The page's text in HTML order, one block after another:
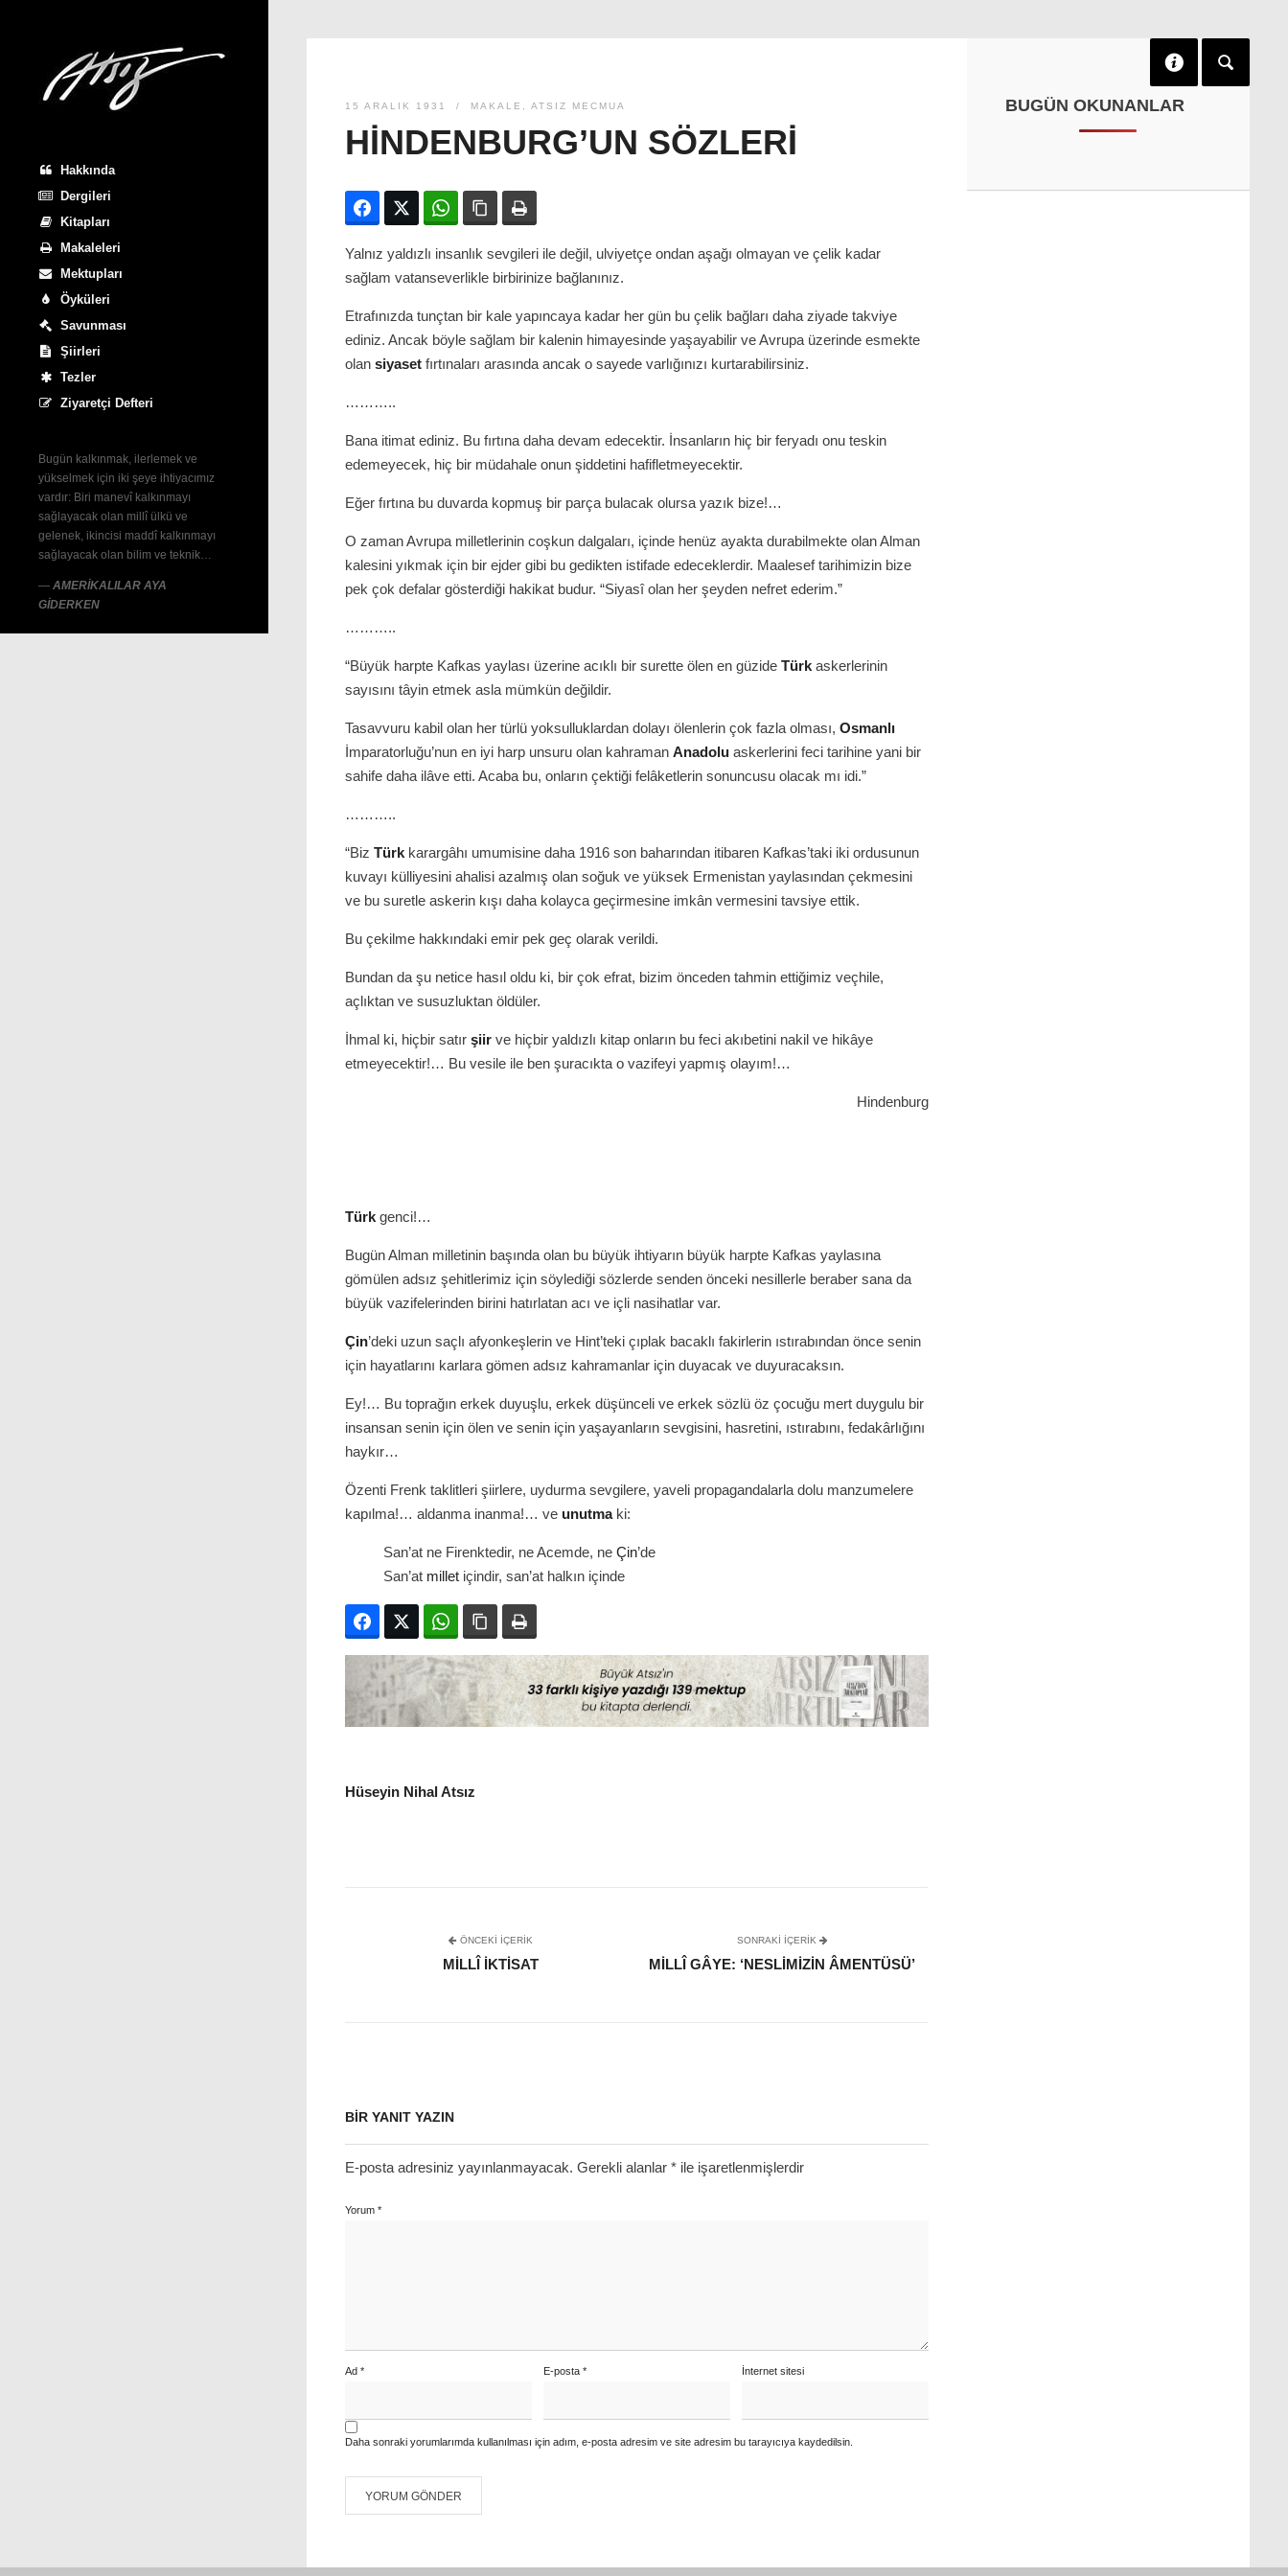
Hakkında
Dergileri
Kitapları
Makaleleri
Mektupları
Öyküleri
Savunması
Şiirleri
Tezler
Ziyaretçi Defteri
Bugün kalkınmak, ilerlemek ve
yükselmek için iki şeye ihtiyacımız
vardır: Biri manevî kalkınmayı
sağlayacak olan millî ülkü ve
gelenek, ikincisi maddî kalkınmayı
sağlayacak olan bilim ve teknik…
— AMERİKALILAR AYA
GİDERKEN
15 ARALIK 1931 MAKALE ATSIZ MECMUA
HINDENBURG’UN SÖZLERI
FacebookTwitter WhatsAppBağlanıyı kopyala
Yalnız yaldızlı insanlık sevgileri ile değil, ulviyetçe ondan aşağı olmayan ve çelik kadar
sağlam vatanseverlikle birbirinize bağlanınız.
Etrafınızda tunçtan bir kale yapıncaya kadar her gün bu çelik bağları daha ziyade takviye
ediniz. Ancak böyle sağlam bir kalenin himayesinde yaşayabilir ve Avrupa üzerinde esmekte
olan siyaset fırtınaları arasında ancak o sayede varlığınızı kurtarabilirsiniz.
………..
Bana itimat ediniz. Bu fırtına daha devam edecektir. İnsanların hiç bir feryadı onu teskin
edemeyecek, hiç bir müdahale onun şiddetini hafifletmeyecektir.
Eğer fırtına bu duvarda kopmuş bir parça bulacak olursa yazık bize!…
O zaman Avrupa milletlerinin coşkun dalgaları, içinde henüz ayakta durabilmekte olan Alman
kalesini yıkmak için bir ejder gibi bu gedikten istifade edeceklerdir. Maalesef tarihimizin bize
pek çok defalar gösterdiği hakikat budur. “Siyasî olan her şeyden nefret ederim.”
………..
“Büyük harpte Kafkas yaylası üzerine acıklı bir surette ölen en güzide Türk askerlerinin
sayısını tâyin etmek asla mümkün değildir.
Tasavvuru kabil olan her türlü yoksulluklardan dolayı ölenlerin çok fazla olması, Osmanlı
İmparatorluğu’nun en iyi harp unsuru olan kahraman Anadolu askerlerini feci tarihine yani bir
sahife daha ilâve etti. Acaba bu, onların çektiği felâketlerin sonuncusu olacak mı idi.”
………..
“Biz Türk karargâhı umumisine daha 1916 son baharından itibaren Kafkas’taki iki ordusunun
kuvayı külliyesini ahalisi azalmış olan soğuk ve yüksek Ermenistan yaylasından çekmesini
ve bu suretle askerin kışı daha kolayca geçirmesine imkân vermesini tavsiye ettik.
Bu çekilme hakkındaki emir pek geç olarak verildi.
Bundan da şu netice hasıl oldu ki, bir çok efrat, bizim önceden tahmin ettiğimiz veçhile,
açlıktan ve susuzluktan öldüler.
İhmal ki, hiçbir satır şiir ve hiçbir yaldızlı kitap onların bu feci akıbetini nakil ve hikâye
etmeyecektir!… Bu vesile ile ben şuracıkta o vazifeyi yapmış olayım!…
Hindenburg
Türk genci!…
Bugün Alman milletinin başında olan bu büyük ihtiyarın büyük harpte Kafkas yaylasına
gömülen adsız şehitlerimiz için söylediği sözlerde senden önceki nesillerle beraber sana da
büyük vazifelerinden birini hatırlatan acı ve içli nasihatlar var.
Çin’deki uzun saçlı afyonkeşlerin ve Hint’teki çıplak bacaklı fakirlerin ıstırabından önce senin
için hayatlarını karlara gömen adsız kahramanlar için duyacak ve duyuracaksın.
Ey!… Bu toprağın erkek duyuşlu, erkek düşünceli ve erkek sözlü öz çocuğu mert duygulu bir
insansan senin için ölen ve senin için yaşayanların sevgisini, hasretini, ıstırabını, fedakârlığını
haykır…
Özenti Frenk taklitleri şiirlere, uydurma sevgilere, yaveli propagandalarla dolu manzumelere
kapılma!… aldanma inanma!… ve unutmaki:
San’at ne Firenktedir, ne Acemde, ne Çin’de
San’at millet içindir, san’at halkın içinde
FacebookTwitter WhatsAppBağlanıyı kopyala
Hüseyin Nihal Atsız
ÖNCEKI İÇERIK
MILLÎ İKTISAT
SONRAKI IÇERIK
MILLÎ GÂYE: ‘NESLIMIZIN ÂMENTÜSÜ’
BIR YANIT YAZIN
E-posta adresiniz yayınlanmayacak. Gerekli alanlar * ile işaretlenmişlerdir
Yorum *
Ad * E-posta * İnternet sitesi
Daha sonraki yorumlarımda kullanılması için adım, e-posta adresim ve site adresim bu tarayıcıya kaydedilsin.
BUGÜN OKUNANLAR